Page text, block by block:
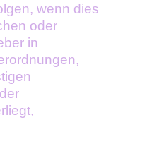
wenn dies
oder
in